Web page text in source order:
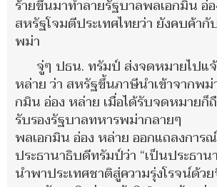
ร้ายขึ้นมาทำลายรัฐบาลพลเอกมิน อ่
สหรัฐโจมตีประเทศไทยว่า ยังคบค้า
พม่า
จู่ๆ ปธน. ทรัมป์ ส่งจดหมายไปแ
หล่าย ว่า สหรัฐขึ้นภาษีนำเข้าจากพม่
กมิน อ่อง หล่าย เมื่อได้รับจดหมายก็
รับรองรัฐบาลทหารพม่ากลายๆ
พลเอกมิน อ่อง หล่าย ออกแถลงกา
ประธานาธิบดีทรัมป์ว่า “เป็นประธา
นำพาประเทศชาติสู่ความรุ่งโรจน์ด้